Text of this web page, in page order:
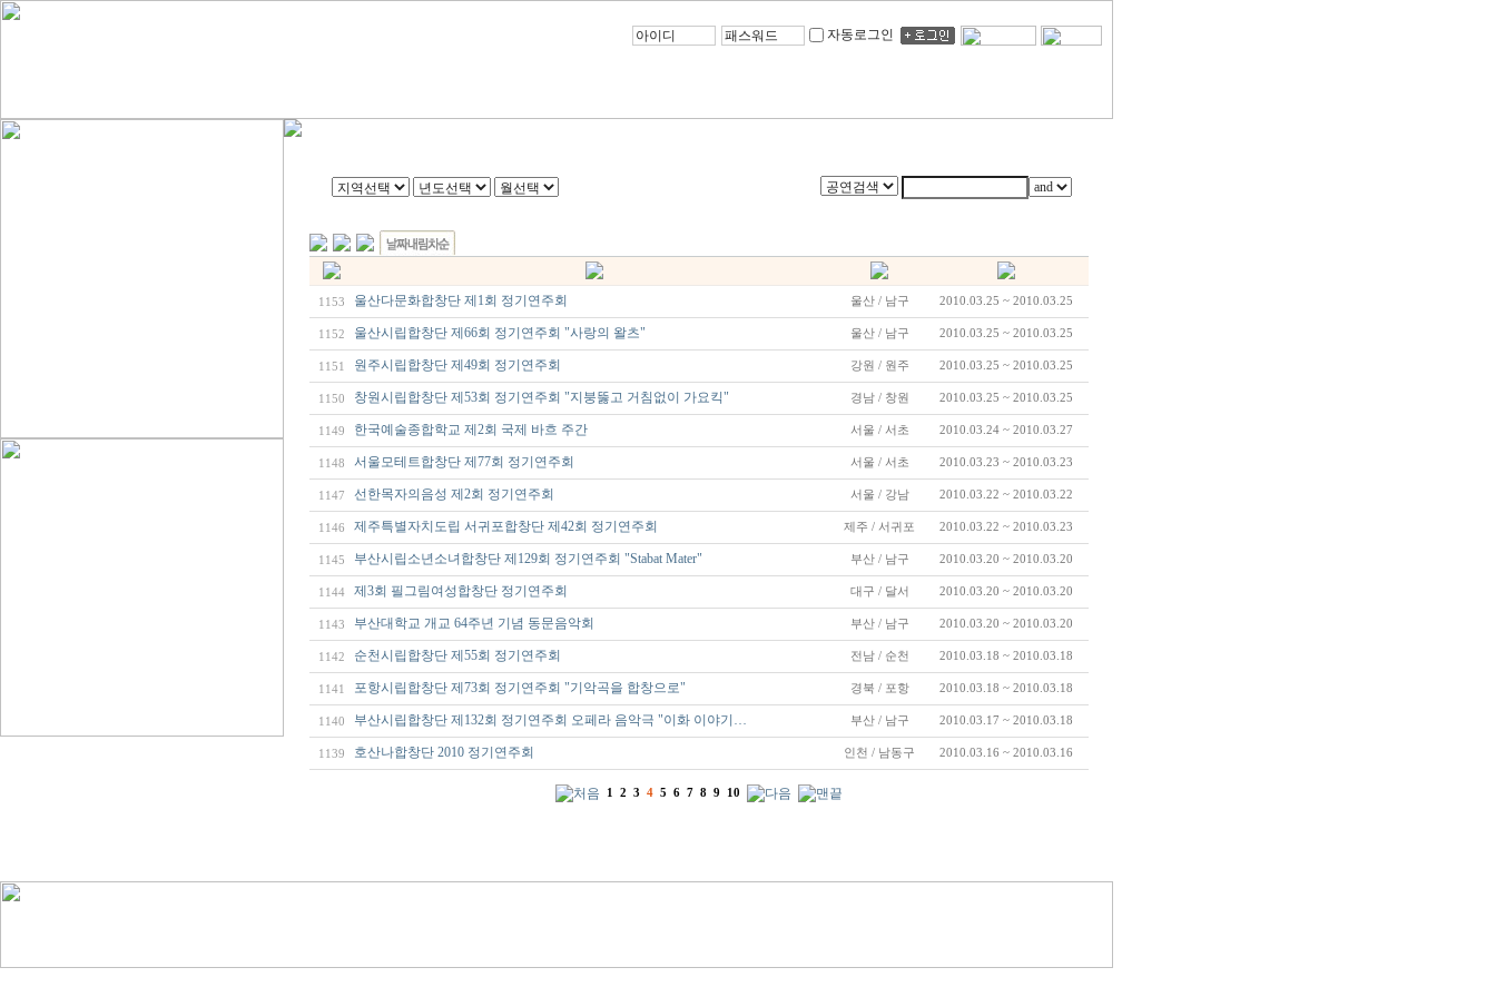
1153 울산다문화합창단 제1회 정기연주회 울산 / 남구 2010.03.25 ~ 2010.03.25
1152 울산시립합창단 제66회 정기연주회 "사랑의 왈츠" 울산 / 남구 2010.03.25 ~ 2010.03.25
1151 원주시립합창단 제49회 정기연주회 강원 / 원주 2010.03.25 ~ 2010.03.25
1150 창원시립합창단 제53회 정기연주회 "지붕뚫고 거침없이 가요킥" 경남 / 창원 2010.03.25 ~ 2010.03.25
1149 한국예술종합학교 제2회 국제 바흐 주간 서울 / 서초 2010.03.24 ~ 2010.03.27
1148 서울모테트합창단 제77회 정기연주회 서울 / 서초 2010.03.23 ~ 2010.03.23
1147 선한목자의음성 제2회 정기연주회 서울 / 강남 2010.03.22 ~ 2010.03.22
1146 제주특별자치도립 서귀포합창단 제42회 정기연주회 제주 / 서귀포 2010.03.22 ~ 2010.03.23
1145 부산시립소년소녀합창단 제129회 정기연주회 "Stabat Mater" 부산 / 남구 2010.03.20 ~ 2010.03.20
1144 제3회 필그림여성합창단 정기연주회 대구 / 달서 2010.03.20 ~ 2010.03.20
1143 부산대학교 개교 64주년 기념 동문음악회 부산 / 남구 2010.03.20 ~ 2010.03.20
1142 순천시립합창단 제55회 정기연주회 전남 / 순천 2010.03.18 ~ 2010.03.18
1141 포항시립합창단 제73회 정기연주회 "기악곡을 합창으로" 경북 / 포항 2010.03.18 ~ 2010.03.18
1140 부산시립합창단 제132회 정기연주회 오페라 음악극 "이화 이야기… 부산 / 남구 2010.03.17 ~ 2010.03.18
1139 호산나합창단 2010 정기연주회 인천 / 남동구 2010.03.16 ~ 2010.03.16
1 2 3 4 5 6 7 8 9 10
자동로그인